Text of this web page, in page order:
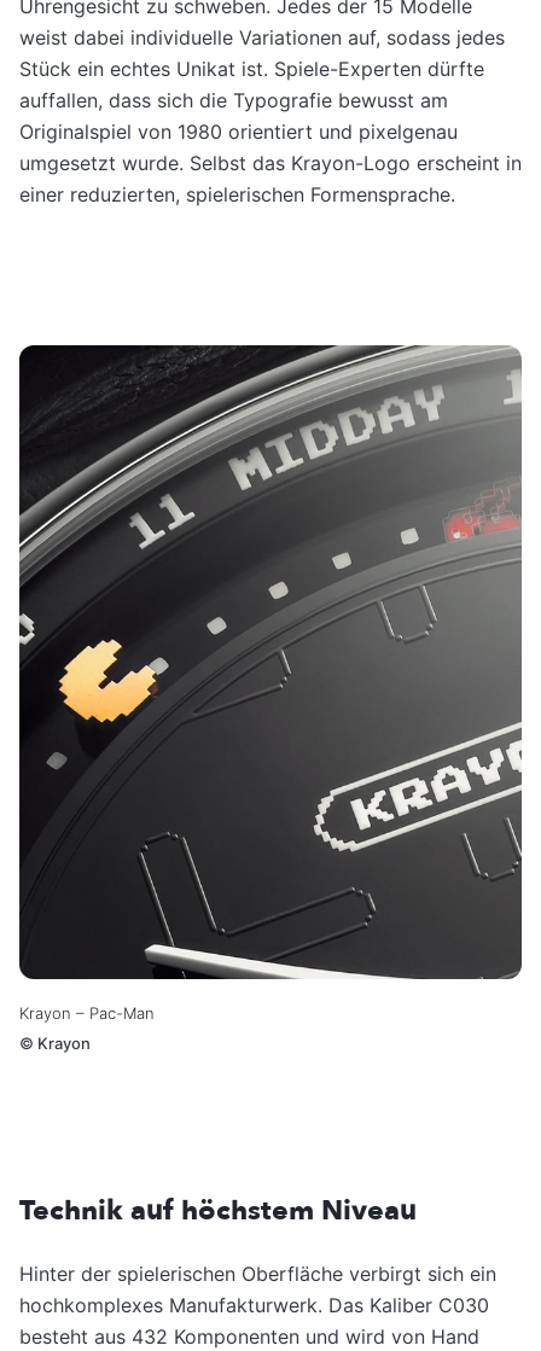
Uhrengesicht zu schweben. Jedes der 15 Modelle
weist dabei individuelle Variationen auf, sodass jedes
Stück ein echtes Unikat ist. Spiele-Experten dürfte
auffallen, dass sich die Typografie bewusst am
Originalspiel von 1980 orientiert und pixelgenau
umgesetzt wurde. Selbst das Krayon-Logo erscheint in
einer reduzierten, spielerischen Formensprache.
Krayon – Pac-Man
© Krayon
Technik auf höchstem Niveau
Hinter der spielerischen Oberfläche verbirgt sich ein
hochkomplexes Manufakturwerk. Das Kaliber C030
besteht aus 432 Komponenten und wird von Hand